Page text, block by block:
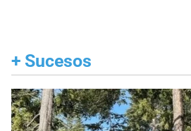
+ Sucesos